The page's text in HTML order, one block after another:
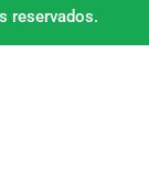
reservados.